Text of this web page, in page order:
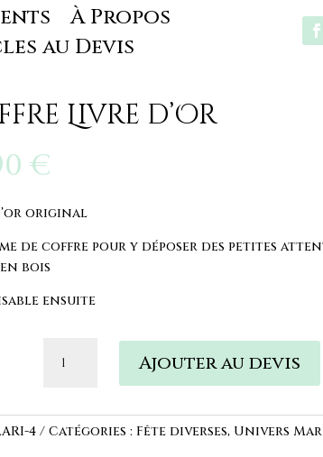
À Propos
au Devis
Livre d’Or
€
original
de coffre pour y déposer des petites
bois
ensuite
d'Or
Ajouter au devis
4 Catégories : Fête diverses, Univers